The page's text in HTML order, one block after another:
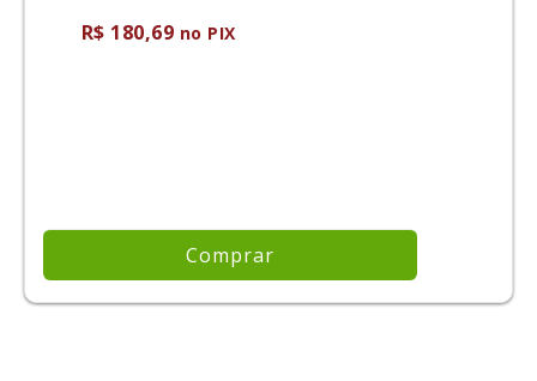
R$ 180,69 no PIX
Comprar